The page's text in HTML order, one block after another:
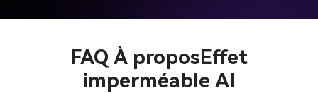
FAQ À proposEffet
imperméable AI